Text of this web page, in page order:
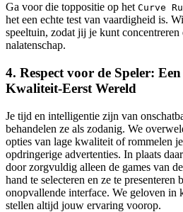
Ga voor die toppositie op het Curve
het een echte test van vaardigheid is.
speeltuin, zodat jij je kunt
nalatenschap.
4. Respect voor de Speler: Een
Kwaliteit-Eerst Wereld
Je tijd en intelligentie zijn van
behandelen ze als zodanig. We
opties van lage kwaliteit of rommelen
opdringerige advertenties. In plaats
door zorgvuldig alleen de games van
hand te selecteren en ze te presenteren
onopvallende interface. We geloven
stellen altijd jouw ervaring voorop.